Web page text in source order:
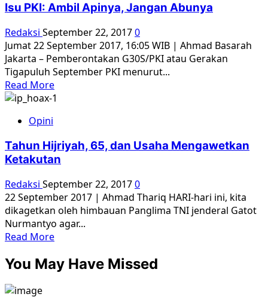
Jenderal
Truth
Isu PKI: Ambil Apinya, Jangan Abunya
Redaksi September 22, 20170
Jumat 22 September 2017, 16:05 WIB | Ahmad Basarah
Jakarta – Pemberontakan G30S/PKI atau Gerakan
Tigapuluh September PKI menurut...
Read MoreRead
more
Ambil
Apinya,
Abunya
Opini
Tahun Hijriyah, 65, dan Usaha Mengawetkan
Ketakutan
Redaksi September 22, 20170
22 September 2017 | Ahmad Thariq HARI-hari ini, kita
dikagetkan oleh himbauan Panglima TNI jenderal Gatot
Nurmantyo agar...
Read MoreRead
about
Tahun
You May Have Missed